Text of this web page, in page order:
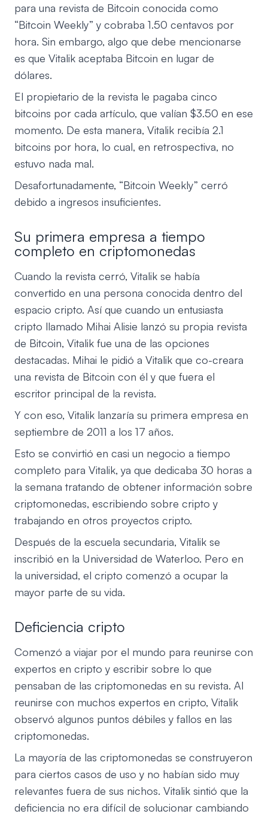
para una revista de Bitcoin conocida como
“Bitcoin Weekly” y cobraba 1.50 centavos por
hora. Sin embargo, algo que debe mencionarse
es que Vitalik aceptaba Bitcoin en lugar de
dólares.
El propietario de la revista le pagaba cinco
bitcoins por cada artículo, que valían $3.50 en ese
momento. De esta manera, Vitalik recibía 2.1
bitcoins por hora, lo cual, en retrospectiva, no
estuvo nada mal.
Desafortunadamente, “Bitcoin Weekly” cerró
debido a ingresos insuficientes.
Su primera empresa a tiempo
completo en criptomonedas
Cuando la revista cerró, Vitalik se había
convertido en una persona conocida dentro del
espacio cripto. Así que cuando un entusiasta
cripto llamado Mihai Alisie lanzó su propia revista
de Bitcoin, Vitalik fue una de las opciones
destacadas. Mihai le pidió a Vitalik que co-creara
una revista de Bitcoin con él y que fuera el
escritor principal de la revista.
Y con eso, Vitalik lanzaría su primera empresa en
septiembre de 2011 a los 17 años.
Esto se convirtió en casi un negocio a tiempo
completo para Vitalik, ya que dedicaba 30 horas a
la semana tratando de obtener información sobre
criptomonedas, escribiendo sobre cripto y
trabajando en otros proyectos cripto.
Después de la escuela secundaria, Vitalik se
inscribió en la Universidad de Waterloo. Pero en
la universidad, el cripto comenzó a ocupar la
mayor parte de su vida.
Deficiencia cripto
Comenzó a viajar por el mundo para reunirse con
expertos en cripto y escribir sobre lo que
pensaban de las criptomonedas en su revista. Al
reunirse con muchos expertos en cripto, Vitalik
observó algunos puntos débiles y fallos en las
criptomonedas.
La mayoría de las criptomonedas se construyeron
para ciertos casos de uso y no habían sido muy
relevantes fuera de sus nichos. Vitalik sintió que la
deficiencia no era difícil de solucionar cambiando